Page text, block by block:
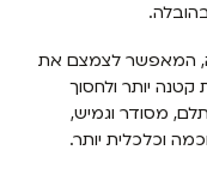
המאפשר לצמצם את
יותר ולחסוך
מסודר וגמיש,
וכלכלית יותר.